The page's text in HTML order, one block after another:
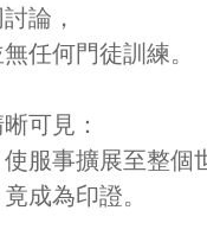
論，
任何門徒訓練。
可見：
服事擴展至整個
成為印證。